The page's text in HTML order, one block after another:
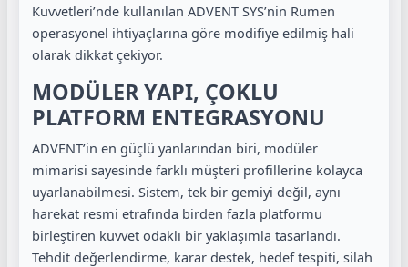
Kuvvetleri’nde kullanılan ADVENT SYS’nin Rumen
operasyonel ihtiyaçlarına göre modifiye edilmiş hali
olarak dikkat çekiyor.
MODÜLER YAPI, ÇOKLU
PLATFORM ENTEGRASYONU
ADVENT’in en güçlü yanlarından biri, modüler
mimarisi sayesinde farklı müşteri profillerine kolayca
uyarlanabilmesi. Sistem, tek bir gemiyi değil, aynı
harekat resmi etrafında birden fazla platformu
birleştiren kuvvet odaklı bir yaklaşımla tasarlandı.
Tehdit değerlendirme, karar destek, hedef tespiti, silah